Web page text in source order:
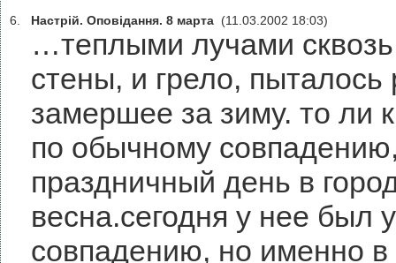
6. Настрій. Оповідання. 8 марта (11.03.2002 18:03)
…теплыми лучами
стены, и грело, пыталось
замершее за зиму. то ли
по обычному
праздничный день в
весна.сегодня у нее был
совпадению, но именно в